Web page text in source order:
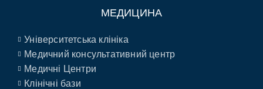
МЕДИЦИНА
Університетська клініка
Медичний консультативний центр
Медичні Центри
Клінічні бази